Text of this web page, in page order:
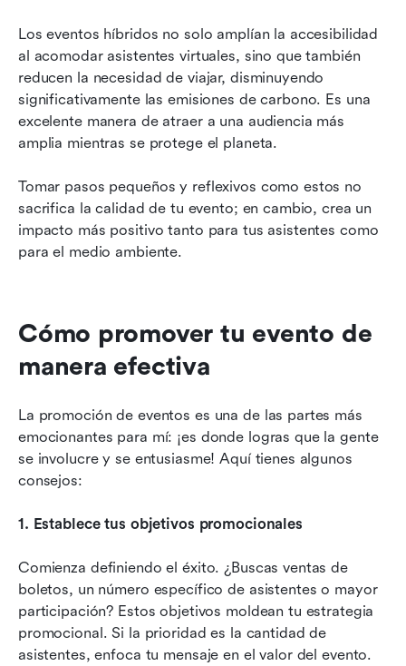
Los eventos híbridos no solo amplían la accesibilidad
al acomodar asistentes virtuales, sino que también
reducen la necesidad de viajar, disminuyendo
significativamente las emisiones de carbono. Es una
excelente manera de atraer a una audiencia más
amplia mientras se protege el planeta.
Tomar pasos pequeños y reflexivos como estos no
sacrifica la calidad de tu evento; en cambio, crea un
impacto más positivo tanto para tus asistentes como
para el medio ambiente.
Cómo promover tu evento de
manera efectiva
La promoción de eventos es una de las partes más
emocionantes para mí: ¡es donde logras que la gente
se involucre y se entusiasme! Aquí tienes algunos
consejos:
1. Establece tus objetivos promocionales
Comienza definiendo el éxito. ¿Buscas ventas de
boletos, un número específico de asistentes o mayor
participación? Estos objetivos moldean tu estrategia
promocional. Si la prioridad es la cantidad de
asistentes, enfoca tu mensaje en el valor del evento.